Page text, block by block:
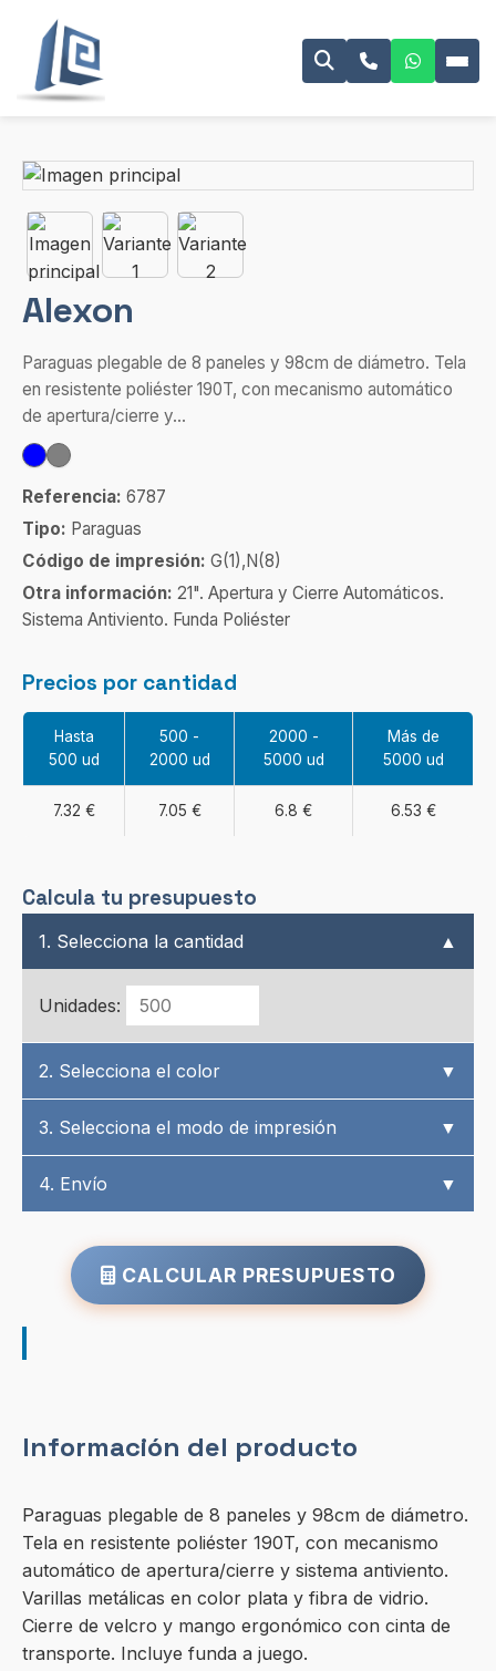
Alexon
Paraguas plegable de 8 paneles y 98cm de diámetro. Tela
en resistente poliéster 190T, con mecanismo automático
de apertura/cierre y...
Referencia: 6787
Tipo: Paraguas
Código de impresión: G(1),N(8)
Otra información: 21". Apertura y Cierre Automáticos.
Sistema Antiviento. Funda Poliéster
Precios por cantidad
Hasta
500 ud
500 -
2000 ud
2000 -
5000 ud
Más de
5000 ud
7.32 € 7.05 € 6.8 € 6.53 €
Calcula tu presupuesto
1. Selecciona la cantidad ▲
Unidades:
2. Selecciona el color ▼
3. Selecciona el modo de impresión ▼
4. Envío ▼
CALCULAR PRESUPUESTO
Información del producto
Paraguas plegable de 8 paneles y 98cm de diámetro.
Tela en resistente poliéster 190T, con mecanismo
automático de apertura/cierre y sistema antiviento.
Varillas metálicas en color plata y fibra de vidrio.
Cierre de velcro y mango ergonómico con cinta de
transporte. Incluye funda a juego.